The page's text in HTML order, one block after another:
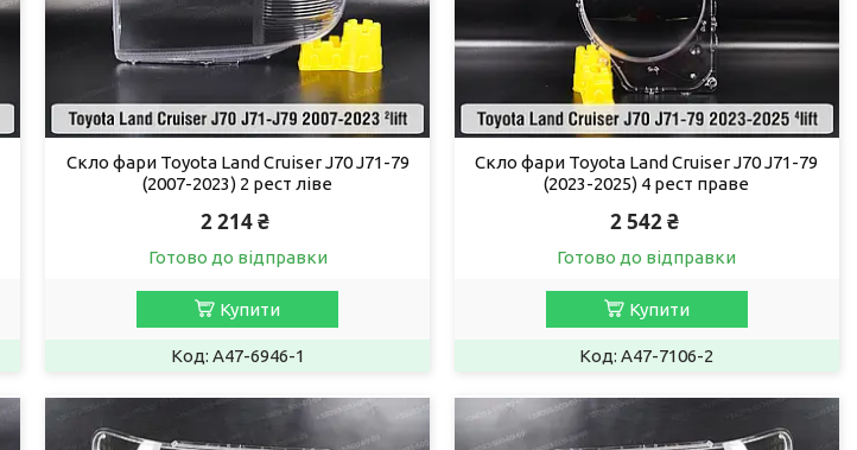
Скло фари Toyota Land Cruiser J70 J71-79
(2007-2023) 2 рест ліве
2 214 ₴
Готово до відправки
Купити
A47-6946-1
Скло фари Toyota Land Cruiser J70 J71-79
(2023-2025) 4 рест праве
2 542 ₴
Готово до відправки
Купити
A47-7106-2